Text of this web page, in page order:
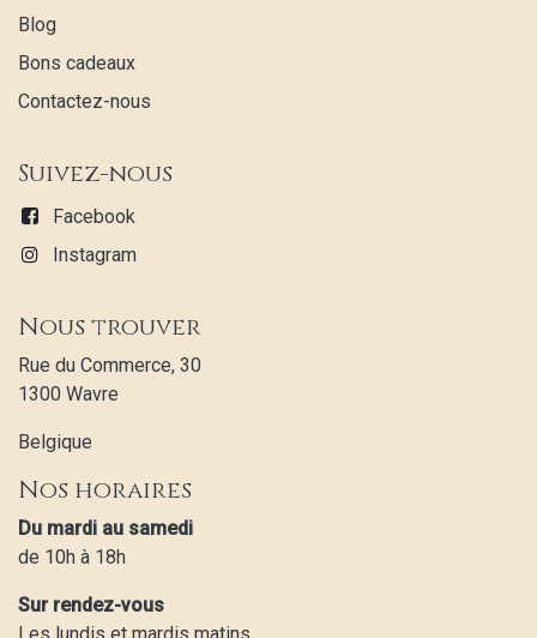
Blog
Bons cadeaux
Contactez-nous
Suivez-nous
Facebook
Instagram
Nous trouver
Rue du Commerce, 30
1300 Wavre
Belgique
Nos horaires
Du mardi au samedi
de 10h à 18h
Sur rendez-vous